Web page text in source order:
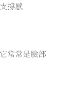
撐感
常常是臉部